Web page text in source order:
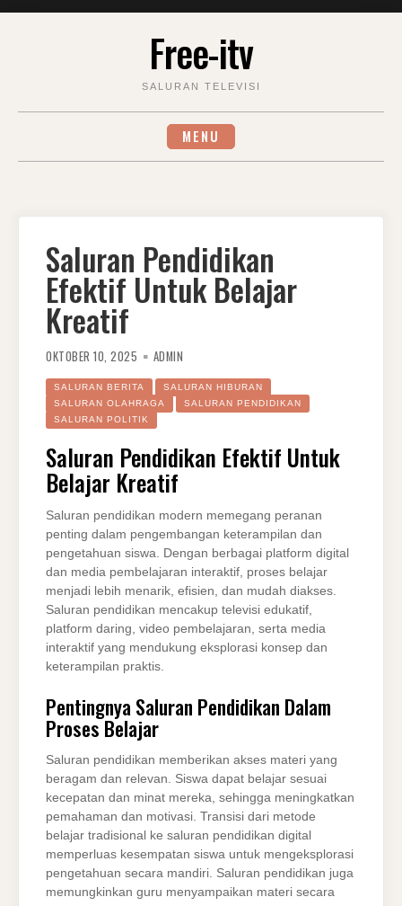
Free-itv
SALURAN TELEVISI
MENU
Saluran Pendidikan
Efektif Untuk Belajar
Kreatif
OKTOBER 10, 2025 ADMIN
SALURAN BERITA
SALURAN HIBURAN
SALURAN OLAHRAGA
SALURAN PENDIDIKAN
SALURAN POLITIK
Saluran Pendidikan Efektif Untuk
Belajar Kreatif
Saluran pendidikan modern memegang peranan
penting dalam pengembangan keterampilan dan
pengetahuan siswa. Dengan berbagai platform digital
dan media pembelajaran interaktif, proses belajar
menjadi lebih menarik, efisien, dan mudah diakses.
Saluran pendidikan mencakup televisi edukatif,
platform daring, video pembelajaran, serta media
interaktif yang mendukung eksplorasi konsep dan
keterampilan praktis.
Pentingnya Saluran Pendidikan Dalam
Proses Belajar
Saluran pendidikan memberikan akses materi yang
beragam dan relevan. Siswa dapat belajar sesuai
kecepatan dan minat mereka, sehingga meningkatkan
pemahaman dan motivasi. Transisi dari metode
belajar tradisional ke saluran pendidikan digital
memperluas kesempatan siswa untuk mengeksplorasi
pengetahuan secara mandiri. Saluran pendidikan juga
memungkinkan guru menyampaikan materi secara